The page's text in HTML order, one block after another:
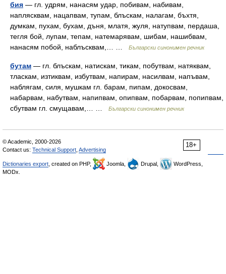
бия — гл. удрям, нанасям удар, побивам, набивам,
наплясквам, нацапвам, тупам, блъскам, налагам, бъхтя,
думкам, пухам, бухам, дъня, млатя, жуля, натупвам, пердаша,
тегля бой, лупам, тепам, натемарявам, шибам, нашибвам,
нанасям побой, наблъсквам,… …
Български синонимен речник
бутам — гл. блъскам, натискам, тикам, побутвам, натяквам,
тласкам, изтиквам, избутвам, напирам, насилвам, напъвам,
наблягам, силя, мушкам гл. барам, пипам, докосвам,
набарвам, набутвам, напипвам, опипвам, побарвам, попипвам,
сбутвам гл. смущавам,… …
Български синонимен речник
18+
© Academic, 2000-2026
Contact us: Technical Support Advertising
Dictionaries export , created on PHP, Joomla, Drupal,
WordPress,
MODx.